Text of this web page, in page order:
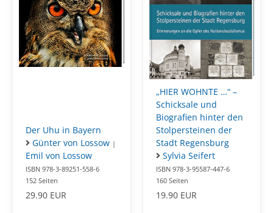
Der Uhu in Bayern
Günter von Lossow |
Emil von Lossow
ISBN 978-3-89251-558-6
152 Seiten
29.90 EUR
„HIER WOHNTE …“ –
Schicksale und
Biografien hinter den
Stolpersteinen der
Stadt Regensburg
Sylvia Seifert
ISBN 978-3-95587-447-6
160 Seiten
19.90 EUR